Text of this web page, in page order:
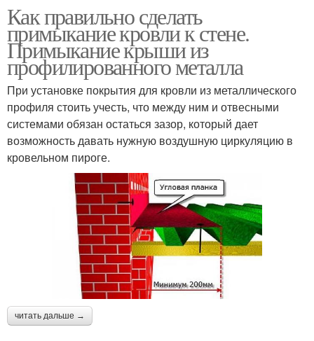
Как правильно сделать
примыкание кровли к стене.
Примыкание крыши из
профилированного металла
При установке покрытия для кровли из металлического
профиля стоить учесть, что между ним и отвесными
системами обязан остаться зазор, который дает
возможность давать нужную воздушную циркуляцию в
кровельном пироге.
читать дальше →